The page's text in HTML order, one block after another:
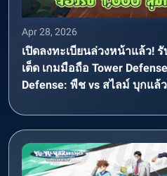
Apr 28, 2026
เปิดลงทะเบียนล่วงหน้าแล้ว!
เต็ด เกมมือถือ Tower
Defense: พืช vs สไลม์ บุกแล้